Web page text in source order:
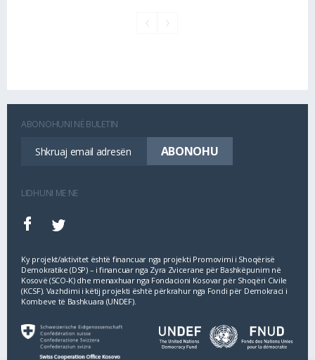
ABONOHUNI NË BULETIN
LIDHUNI ME NE
Ky projekt/aktivitet është financuar nga projekti Promovimi i Shoqërisë
Demokratike (DSP) – i financuar nga Zyra Zvicerane për Bashkëpunim në
Kosovë (SCO‐K) dhe menaxhuar nga Fondacioni Kosovar për Shoqëri Civile
(KCSF). Vazhdimi i këtij projekti është përkrahur nga Fondi për Demokraci i
Kombeve të Bashkuara (UNDEF).